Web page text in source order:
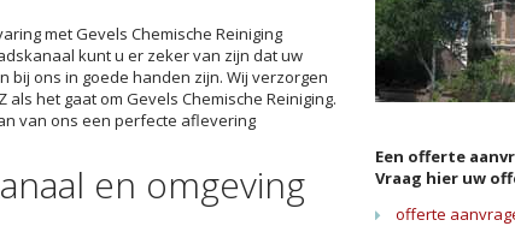
metGevels Chemische Reiniging
kunt u er zeker van zijn dat uw
bij ons in goede handen zijn. Wij verzorgen
als het gaat om Gevels Chemische Reiniging.
van ons een perfecte aflevering
en omgeving
Een offerte
Vraag hier uw
offerte